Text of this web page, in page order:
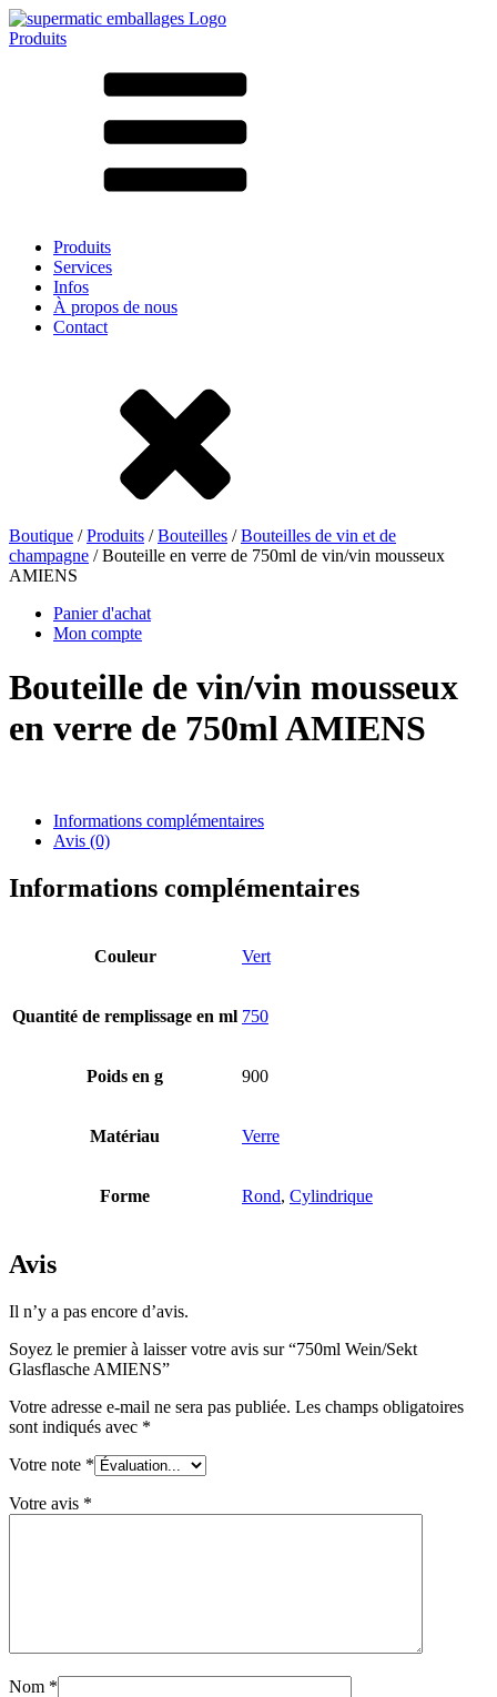
Produits
LD-PE
Sachets et bag-in-box
Bouteilles de bière
Produits chimiques
Pulvérisateur fin(8)
Bouteilles Hotfill(6)
Cosmétiques(292)
Produits
Services
Infos
À propos de nous
Contact
Boutique /Produits /Bouteilles /Bouteilles de vin et de
champagne / Bouteille en verre de 750ml de vin/vin mousseux
AMIENS
Panier d'achat
Mon compte
Bouteille de vin/vin mousseux
en verre de 750ml AMIENS
Informations complémentaires
Avis (0)
Informations complémentaires
Couleur Vert
Quantité de remplissage en ml 750
Poids en g 900
Matériau Verre
Forme Rond, Cylindrique
Avis
Il n’y a pas encore d’avis.
Soyez le premier à laisser votre avis sur “750ml Wein/Sekt
Glasflasche AMIENS”
Votre adresse e-mail ne sera pas publiée. Les champs obligatoires
sont indiqués avec *
Votre note *
Votre avis *
Nom *